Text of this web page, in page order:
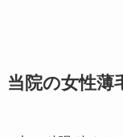
当院の女性薄